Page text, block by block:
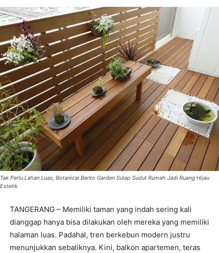
Tak Perlu Lahan Luas, Botanical Bento Garden Sulap Sudut Rumah Jadi Ruang Hijau
Estetik
TANGERANG – Memiliki taman yang indah sering kali
dianggap hanya bisa dilakukan oleh mereka yang memiliki
halaman luas. Padahal, tren berkebun modern justru
menunjukkan sebaliknya. Kini, balkon apartemen, teras